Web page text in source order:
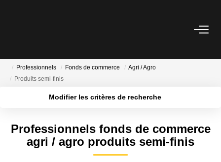
GESTION
Professionnels Fonds de commerce
Agri / Agro
Produits semi-finis
Modifier les critères de recherche
Type de bien
Budget max Plus de critères
Professionnels fonds de commerce
agri / agro produits semi-finis